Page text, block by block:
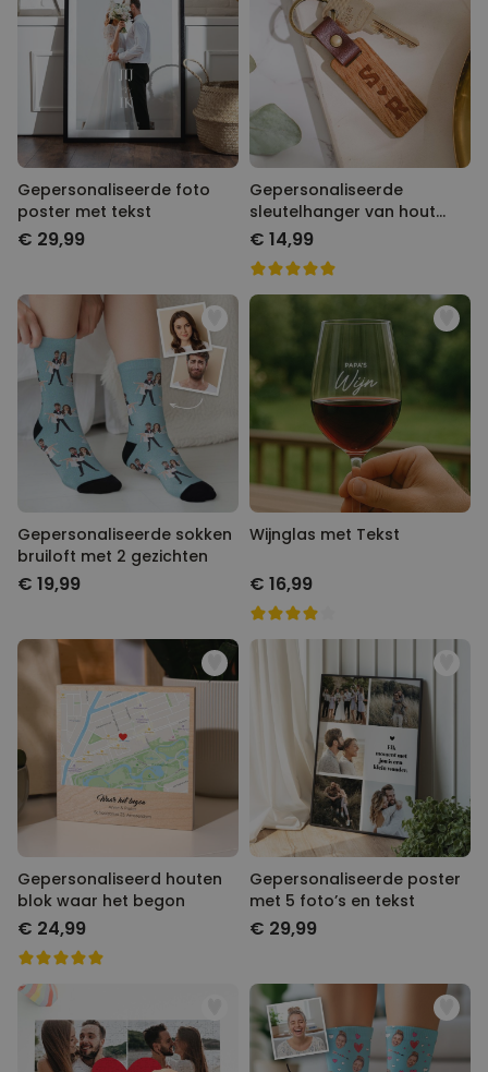
Gepersonaliseerde foto
poster met tekst
€ 29,99
Gepersonaliseerde
sleutelhanger van hout
met symbolen
€ 14,99
Gepersonaliseerde sokken
bruiloft met 2 gezichten
€ 19,99
Wijnglas met Tekst
€ 16,99
Gepersonaliseerd houten
blok waar het begon
€ 24,99
Gepersonaliseerde poster
met 5 foto’s en tekst
€ 29,99